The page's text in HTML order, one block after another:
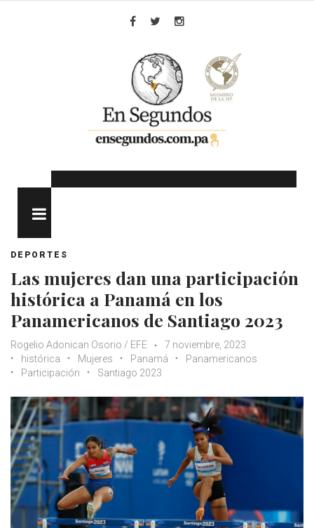
DEPORTES
Las mujeres dan una participación
histórica a Panamá en los
Panamericanos de Santiago 2023
Rogelio Adonican Osorio / EFE
7 noviembre, 2023
histórica
Mujeres Panamá
Panamericanos
Participación
Santiago 2023